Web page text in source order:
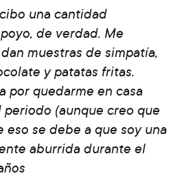
una cantidad
de verdad. Me
muestras de simpatía,
y patatas fritas.
por quedarme en casa
(aunque creo que
eso se debe a que soy una
aburrida durante el